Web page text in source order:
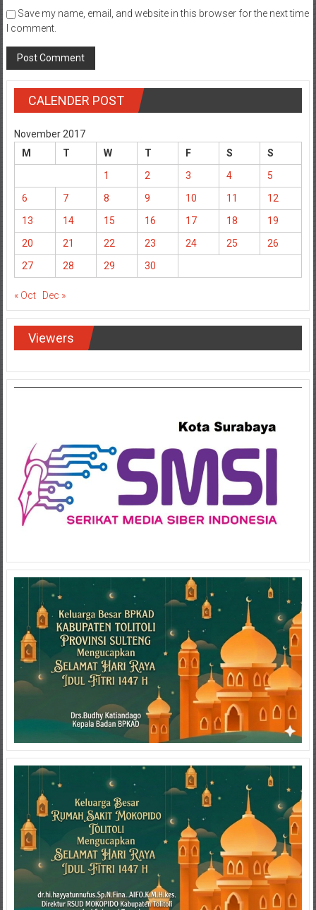
Save my name, email, and website in this browser for the next time
I comment.
CALENDER POST
November 2017
M
T W T F S
S
1
2 3 4
5
6
7 8 9 10 11
12
13
14 15 16 17 18
19
20
21 22 23 24 25
26
27
28 29 30
« Oct Dec »
Viewers